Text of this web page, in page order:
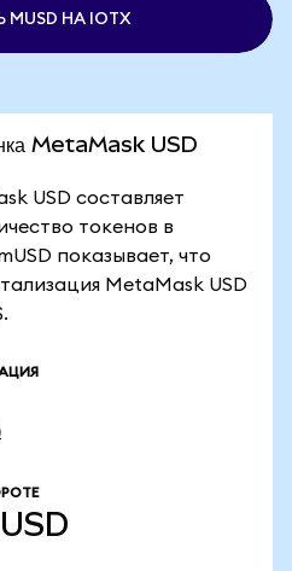
НА IOTX
MetaMask USD
USD составляет
токенов в
показывает, что
MetaMask USD